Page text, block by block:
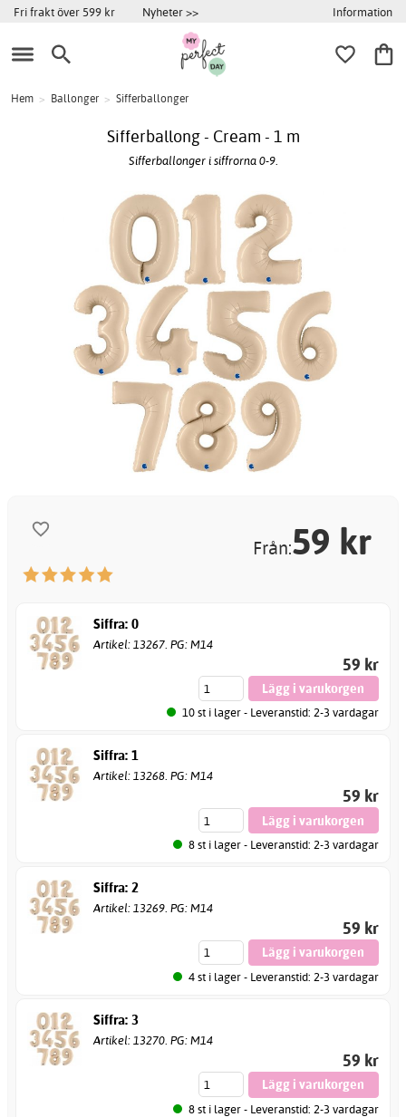
Fri frakt över 599 kr Nyheter >> Information
Hem > Ballonger > Sifferballonger
Sifferballong - Cream - 1 m
Sifferballonger i siffrorna 0-9.
Från:59 kr
Siffra: 0
Artikel: 13267. PG: M14
59 kr
10 st i lager - Leveranstid: 2-3 vardagar
Siffra: 1
Artikel: 13268. PG: M14
59 kr
8 st i lager - Leveranstid: 2-3 vardagar
Siffra: 2
Artikel: 13269. PG: M14
59 kr
4 st i lager - Leveranstid: 2-3 vardagar
Siffra: 3
Artikel: 13270. PG: M14
59 kr
8 st i lager - Leveranstid: 2-3 vardagar